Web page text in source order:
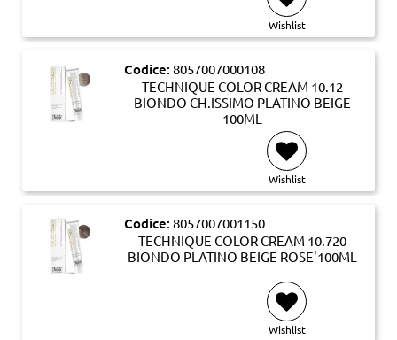
Wishlist
Codice: 8057007000108
TECHNIQUE COLOR CREAM 10.12
BIONDO CH.ISSIMO PLATINO BEIGE
100ML
Wishlist
Codice: 8057007001150
TECHNIQUE COLOR CREAM 10.720
BIONDO PLATINO BEIGE ROSE'100ML
Wishlist